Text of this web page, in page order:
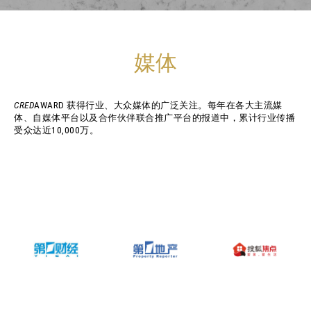
媒体
CREDAWARD 获得行业、大众媒体的广泛关注。每年在各大主流媒
体、自媒体平台以及合作伙伴联合推广平台的报道中，累计行业传播
受众达近10,000万。